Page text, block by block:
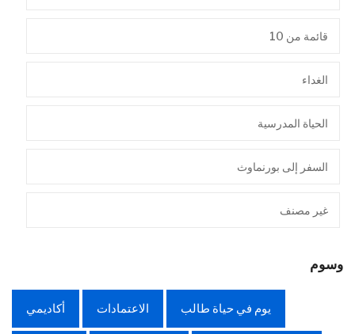
قائمة من 10
الغداء
الحياة المدرسية
السفر إلى بورنماوث
غير مصنف
وسوم
أكاديمي الاعتمادات يوم في حياة طالب